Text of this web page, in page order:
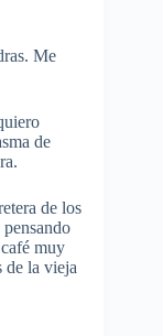
Me
de
de los
muy
de la vieja